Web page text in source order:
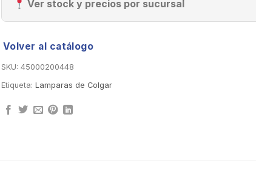
Ver stock y precios por sucursal
Volver al catálogo
SKU: 45000200448
Etiqueta: Lamparas de Colgar